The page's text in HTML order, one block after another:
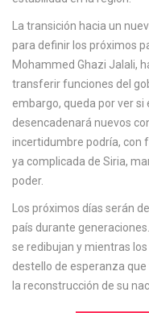
La transición hacia un
para definir los próximos
Mohammed Ghazi Jalali,
transferir funciones del
embargo, queda por ver
desencadenará nuevos
incertidumbre podría, con
ya complicada de Siria,
poder.
Los próximos días serán
país durante
se redibujan y mientras
destello de esperanza
la reconstrucción de su